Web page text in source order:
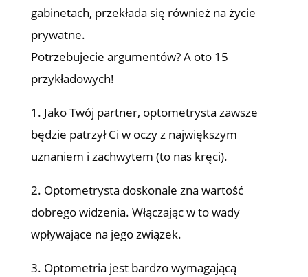
gabinetach, przekłada się również na życie
prywatne.
Potrzebujecie argumentów? A oto 15
przykładowych!
1. Jako Twój partner, optometrysta zawsze
będzie patrzył Ci w oczy z największym
uznaniem i zachwytem (to nas kręci).
2. Optometrysta doskonale zna wartość
dobrego widzenia. Włączając w to wady
wpływające na jego związek.
3. Optometria jest bardzo wymagającą